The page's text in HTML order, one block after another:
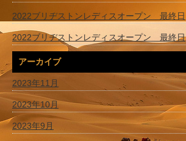
2022ブリヂストンレディスオープン 最終日
2022ブリヂストンレディスオープン 最終日
アーカイブ
2023年11月
2023年10月
2023年9月